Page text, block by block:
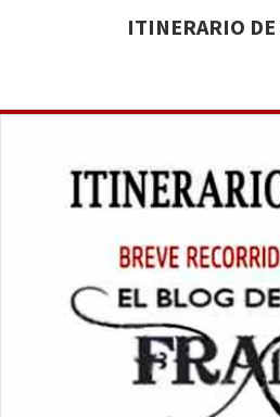
ITINERARIO